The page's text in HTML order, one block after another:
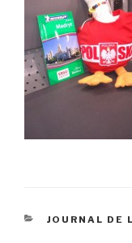
CATÉGORIES
JOURNAL DE